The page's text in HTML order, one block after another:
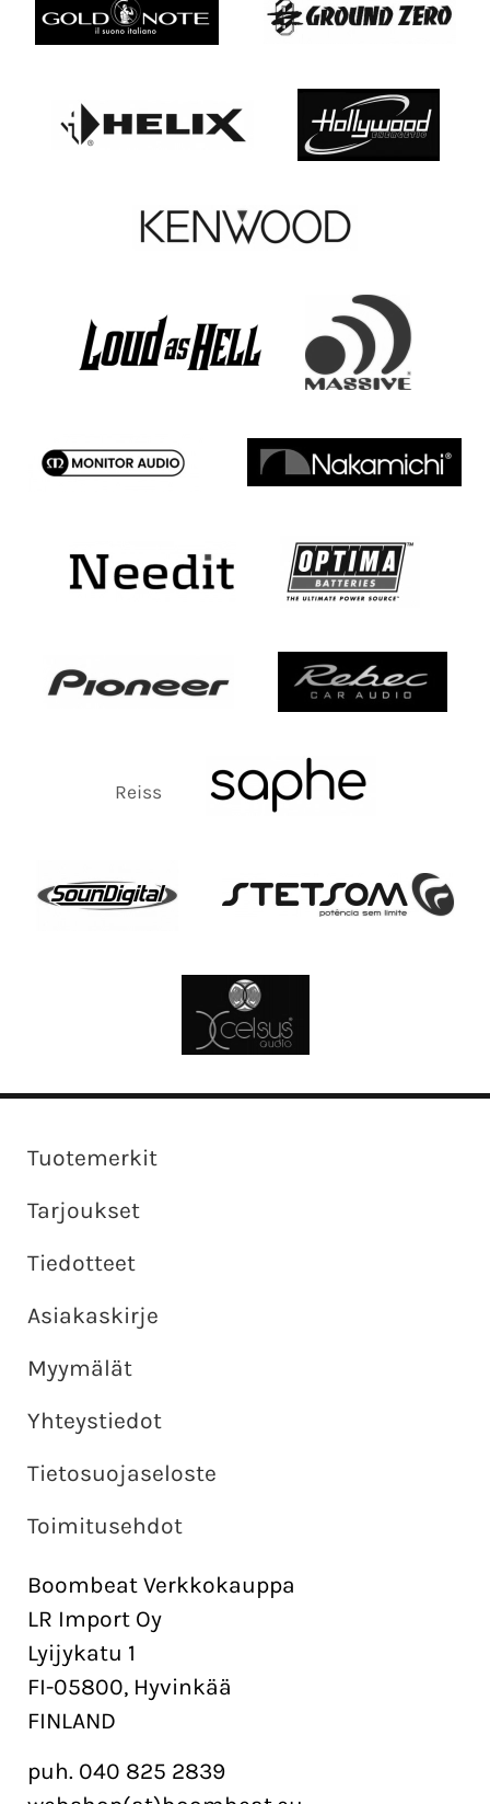
Reiss
Tuotemerkit
Tarjoukset
Tiedotteet
Asiakaskirje
Myymälät
Yhteystiedot
Tietosuojaseloste
Toimitusehdot
Boombeat Verkkokauppa
LR Import Oy
Lyijykatu 1
FI-05800, Hyvinkää
FINLAND
puh. 040 825 2839